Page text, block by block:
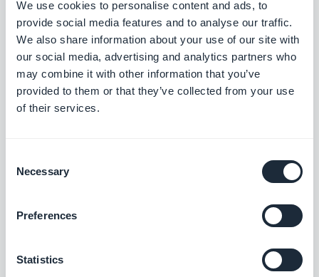
We use cookies to personalise content and ads, to
provide social media features and to analyse our traffic.
We also share information about your use of our site with
our social media, advertising and analytics partners who
may combine it with other information that you’ve
provided to them or that they’ve collected from your use
of their services.
Selection
Necessary
Preferences
Statistics
Bieten Sie eine neue Zahlungslösung für
den polnischen Markt an.
Kostenlos
Klarna